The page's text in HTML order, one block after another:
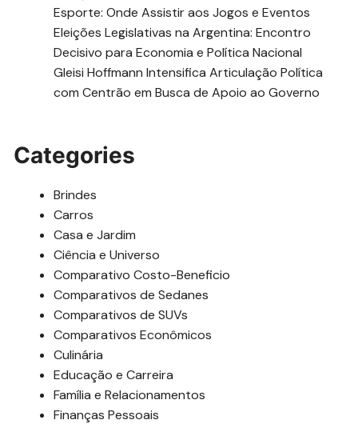
Esporte: Onde Assistir aos Jogos e Eventos
Eleições Legislativas na Argentina: Encontro
Decisivo para Economia e Política Nacional
Gleisi Hoffmann Intensifica Articulação Política
com Centrão em Busca de Apoio ao Governo
Categories
Brindes
Carros
Casa e Jardim
Ciência e Universo
Comparativo Costo-Beneficio
Comparativos de Sedanes
Comparativos de SUVs
Comparativos Econômicos
Culinária
Educação e Carreira
Família e Relacionamentos
Finanças Pessoais